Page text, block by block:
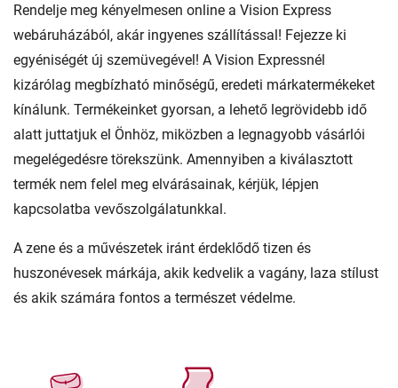
Rendelje meg kényelmesen online a Vision Express
webáruházából, akár ingyenes szállítással! Fejezze ki
egyéniségét új szemüvegével! A Vision Expressnél
kizárólag megbízható minőségű, eredeti márkatermékeket
kínálunk. Termékeinket gyorsan, a lehető legrövidebb idő
alatt juttatjuk el Önhöz, miközben a legnagyobb vásárlói
megelégedésre törekszünk. Amennyiben a kiválasztott
termék nem felel meg elvárásainak, kérjük, lépjen
kapcsolatba vevőszolgálatunkkal.
A zene és a művészetek iránt érdeklődő tizen és
huszonévesek márkája, akik kedvelik a vagány, laza stílust
és akik számára fontos a természet védelme.